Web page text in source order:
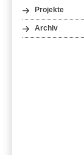
Projekte
Archiv